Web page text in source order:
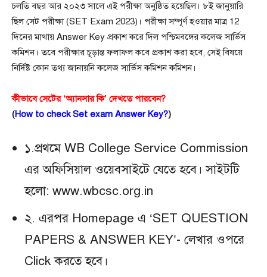
চলতি বছর আর ২০২৩ সালে এই পরীক্ষা অনুষ্ঠিত হয়েছিল। ৮ই জানুয়ারি
ছিল সেট পরীক্ষা (SET Exam 2023)। পরীক্ষা সম্পূর্ণ হওয়ার মাত্র 12
দিনের মাথায় Answer Key প্রকাশ করে দিল পশ্চিমবঙ্গের কলেজ সার্ভিস
কমিশন। তবে পরীক্ষার চূড়ান্ত ফলাফল কবে প্রকাশ করা হবে, সেই বিষয়ে
নির্দিষ্ট কোন তথ্য জানায়নি কলেজ সার্ভিস কমিশন কমিশন।
কীভাবে সেটের ‘অ্যানসার কি’ দেখতে পারবেন?
(How to check Set exam Answer Key?)
১.প্রথমে WB College Service Commission
এর অফিসিয়াল ওয়েবসাইটে যেতে হবে। সাইটটি
হলো: www.wbcsc.org.in
২. এরপর Homepage এ ‘SET QUESTION
PAPERS & ANSWER KEY’- লেখার ওপরে
Click করতে হবে।